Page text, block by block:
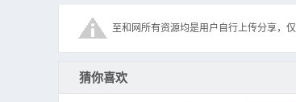
至和网所有资源均是用户自行上传分享，
猜你喜欢